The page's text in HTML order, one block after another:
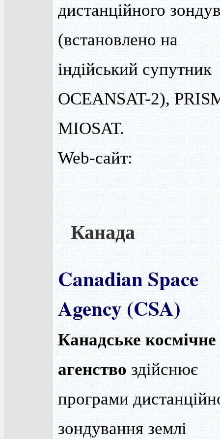
дистанційного
(встановлено на
індійський супутник
OCEANSAT-2),
MIOSAT.
Web-сайт:
Канада
Canadian Space
Agency (CSA)
Канадське космічне
агенствоздійснює
програми
зондування землі